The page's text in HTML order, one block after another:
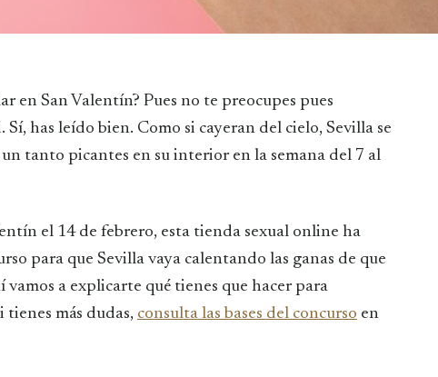
has leído bien. Como si cayeran del cielo, Sevilla se
tanto picantes en su interior en la semana del 7 al
el 14 de febrero, esta tienda sexual online ha
para que Sevilla vaya calentando las ganas de que
a explicarte qué tienes que hacer para
tienes más dudas, consulta las bases del concurso en